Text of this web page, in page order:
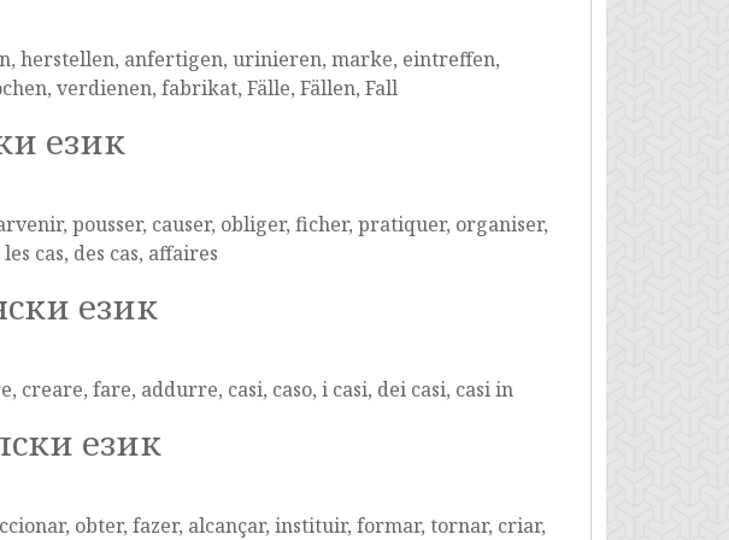
herstellen, anfertigen, urinieren, marke, eintreffen,
verdienen, fabrikat, Fälle, Fällen, Fall
език
pousser, causer, obliger, ficher, pratiquer, organiser,
cas, des cas, affaires
език
fare, addurre, casi, caso, i casi, dei casi, casi in
език
obter, fazer, alcançar, instituir, formar, tornar, criar,